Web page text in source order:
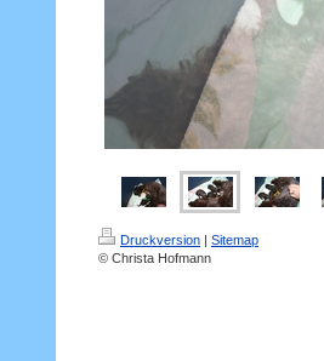
Druckversion | Sitemap
© Christa Hofmann